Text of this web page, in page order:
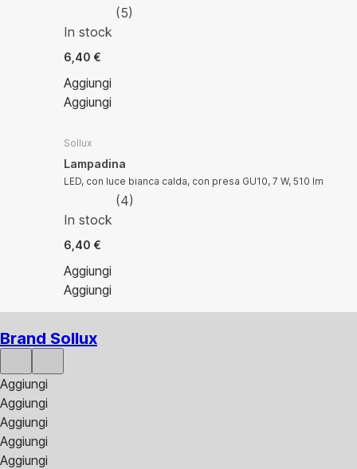
(5)
In stock
6,40 €
Aggiungi
Aggiungi
Sollux
Lampadina
LED, con luce bianca calda, con presa GU10, 7 W, 510 lm
(4)
In stock
6,40 €
Aggiungi
Aggiungi
Brand Sollux
Aggiungi
Aggiungi
Aggiungi
Aggiungi
Aggiungi